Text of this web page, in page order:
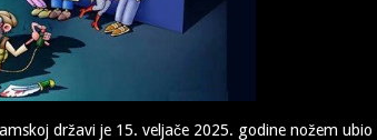
državi je 15. veljače 2025. godine nožem ubio